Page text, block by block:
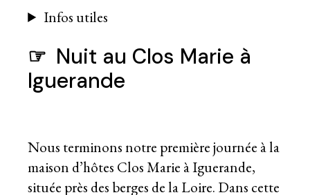
Infos utiles
☞ Nuit au Clos Marie à
Iguerande
Nous terminons notre première journée à la
maison d’hôtes Clos Marie à Iguerande,
située près des berges de la Loire. Dans cette